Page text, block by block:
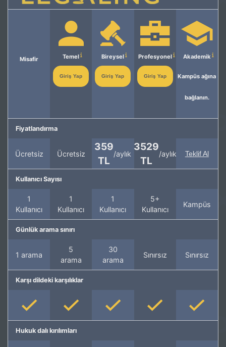
Misafir Temel
Giriş Yap
Bireysel
Giriş Yap
Profesyonel
Giriş Yap
Akademik
Kampüs ağına
bağlanın.
Fiyatlandırma
Ücretsiz Ücretsiz
359
TL
/aylık
3529
TL
/aylık Teklif Al
Kullanıcı Sayısı
1
Kullanıcı
1
Kullanıcı
1
Kullanıcı
5+
Kullanıcı
Kampüs
Günlük arama sınırı
1 arama
5
arama
30
arama
Sınırsız Sınırsız
Karşı dildeki karşılıklar
Hukuk dalı kırılımları